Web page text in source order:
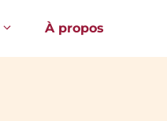
À propos